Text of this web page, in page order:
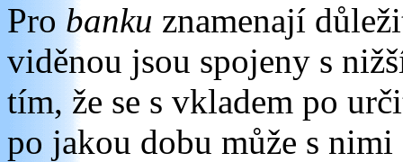
Pro banku znamenají
viděnou jsou spojeny s
tím, že se s vkladem po
po jakou dobu může s